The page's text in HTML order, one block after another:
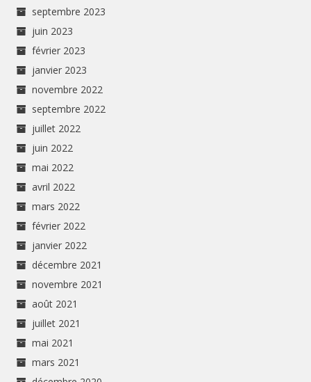
septembre 2023
juin 2023
février 2023
janvier 2023
novembre 2022
septembre 2022
juillet 2022
juin 2022
mai 2022
avril 2022
mars 2022
février 2022
janvier 2022
décembre 2021
novembre 2021
août 2021
juillet 2021
mai 2021
mars 2021